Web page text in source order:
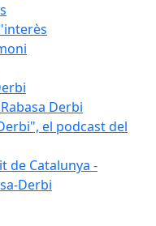
Derbi
el podcast del
de Catalunya -
Derbi